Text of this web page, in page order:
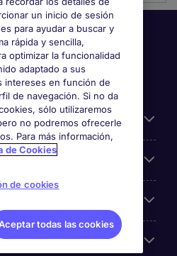
un inicio de sesión
para ayudar a buscar y
rápida y sencilla,
optimizar la funcionalidad
adaptado a sus
intereses en función de
de navegación. Si no da
sólo utilizaremos
no podremos ofrecerle
Para más información,
de Cookies
de cookies
todas las cookies